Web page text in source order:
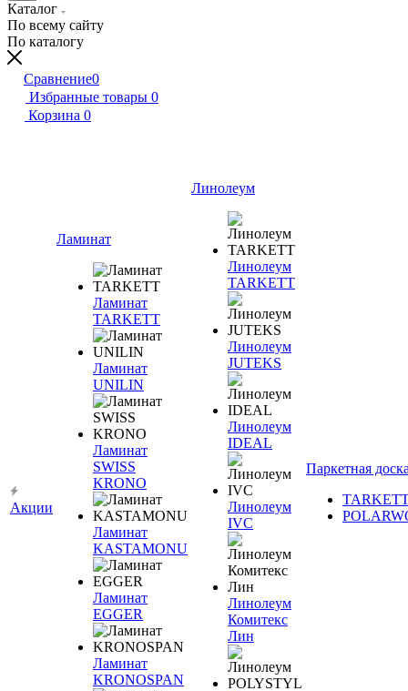
Каталог
По всему сайту
По каталогу
Сравнение0
Избранные товары 0
Корзина 0
Акции
Ламинат
Ламинат
TARKETT
Ламинат
UNILIN
Ламинат
SWISS
KRONO
Ламинат
KASTAMONU
Ламинат
EGGER
Ламинат
KRONOSPAN
Линолеум
Линолеум
TARKETT
Линолеум
JUTEKS
Линолеум
IDEAL
Линолеум
IVC
Линолеум
Комитекс
Лин
Паркетная